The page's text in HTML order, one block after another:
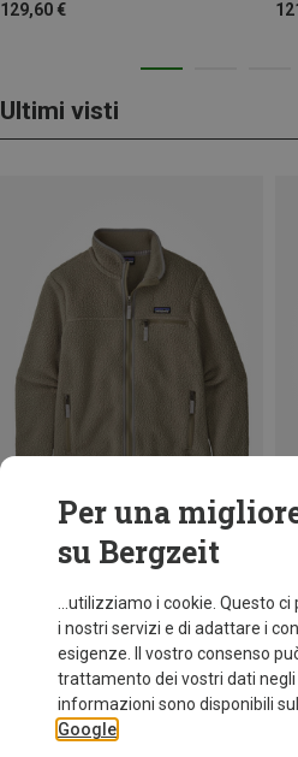
129,60 €
Ultimi visti
Risparmi 31%
Per una
su Bergzeit
...utilizziamo i cookie. Questo
i nostri servizi e di adattare i
esigenze. Il vostro consenso
trattamento dei vostri dati negli
informazioni sono disponibili
Google